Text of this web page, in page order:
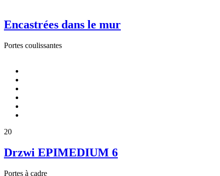
Encastrées dans le mur
Portes coulissantes
20
Drzwi EPIMEDIUM 6
Portes à cadre